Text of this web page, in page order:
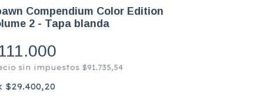
Compendium Color Edition
2 - Tapa blanda
sin impuestos $91.735,54
$29.400,20